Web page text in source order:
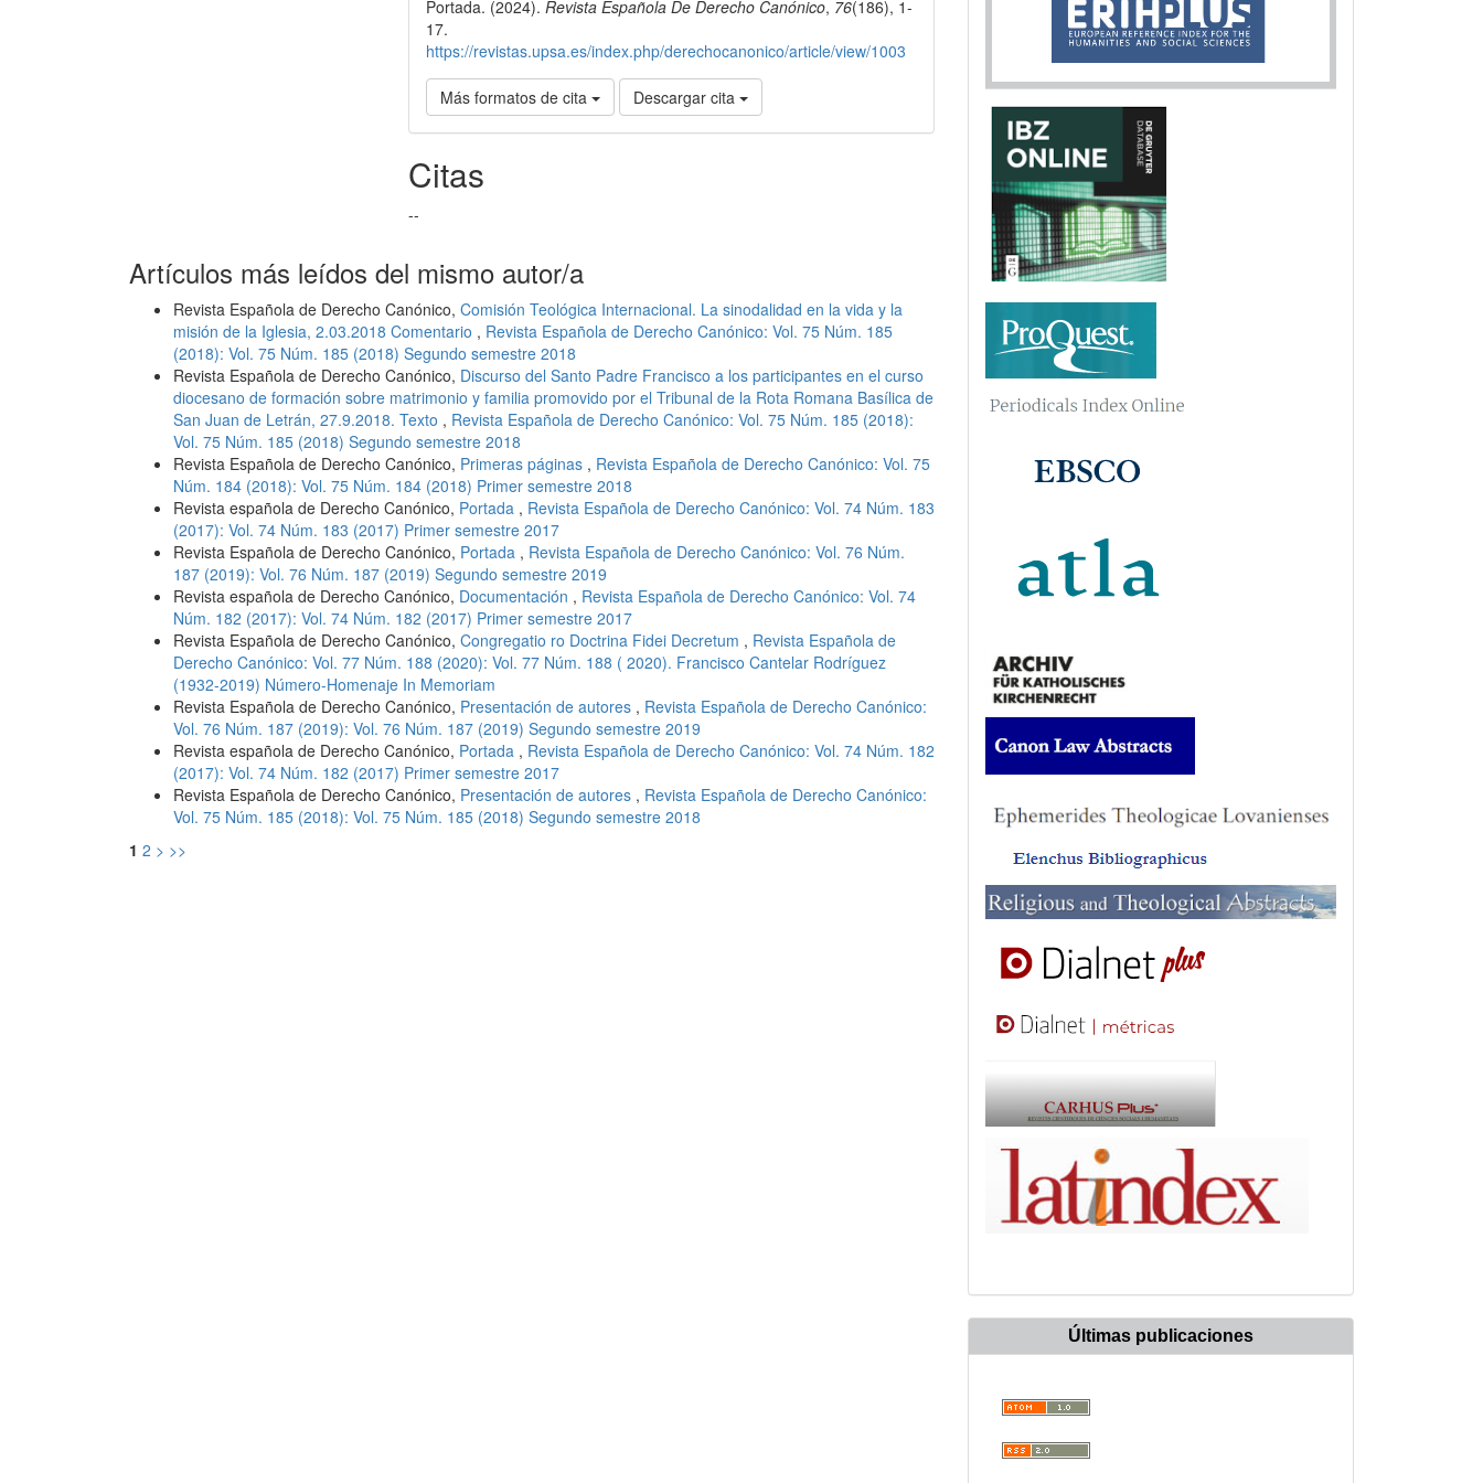
artículo
Portada. (2024).Revista Española De Derecho Canónico, 76(186), 1-
17.
https://revistas.upsa.es/index.php/derechocanonico/article/view/1003
Más formatos de cita Descargar cita
Citas
--
Artículos más leídos del mismo autor/a
Revista Española de Derecho Canónico, Comisión Teológica Internacional. La sinodalidad en la vida y la
misión de la Iglesia, 2.03.2018 Comentario , Revista Española de Derecho Canónico: Vol. 75 Núm. 185
(2018): Vol. 75 Núm. 185 (2018) Segundo semestre 2018
Revista Española de Derecho Canónico, Discurso del Santo Padre Francisco a los participantes en el curso
diocesano de formación sobre matrimonio y familia promovido por el Tribunal de la Rota Romana Basílica de
San Juan de Letrán, 27.9.2018. Texto , Revista Española de Derecho Canónico: Vol. 75 Núm. 185 (2018):
Vol. 75 Núm. 185 (2018) Segundo semestre 2018
Revista Española de Derecho Canónico, Primeras páginas , Revista Española de Derecho Canónico: Vol. 75
Núm. 184 (2018): Vol. 75 Núm. 184 (2018) Primer semestre 2018
Revista española de Derecho Canónico, Portada , Revista Española de Derecho Canónico: Vol. 74 Núm. 183
(2017): Vol. 74 Núm. 183 (2017) Primer semestre 2017
Revista Española de Derecho Canónico, Portada , Revista Española de Derecho Canónico: Vol. 76 Núm.
187 (2019): Vol. 76 Núm. 187 (2019) Segundo semestre 2019
Revista española de Derecho Canónico, Documentación , Revista Española de Derecho Canónico: Vol. 74
Núm. 182 (2017): Vol. 74 Núm. 182 (2017) Primer semestre 2017
Revista Española de Derecho Canónico, Congregatio ro Doctrina Fidei Decretum , Revista Española de
Derecho Canónico: Vol. 77 Núm. 188 (2020): Vol. 77 Núm. 188 ( 2020). Francisco Cantelar Rodríguez
(1932-2019) Número-Homenaje In Memoriam
Revista Española de Derecho Canónico, Presentación de autores , Revista Española de Derecho Canónico:
Vol. 76 Núm. 187 (2019): Vol. 76 Núm. 187 (2019) Segundo semestre 2019
Revista española de Derecho Canónico, Portada , Revista Española de Derecho Canónico: Vol. 74 Núm. 182
(2017): Vol. 74 Núm. 182 (2017) Primer semestre 2017
Revista Española de Derecho Canónico, Presentación de autores , Revista Española de Derecho Canónico:
Vol. 75 Núm. 185 (2018): Vol. 75 Núm. 185 (2018) Segundo semestre 2018
1 2 > >>
Últimas publicaciones